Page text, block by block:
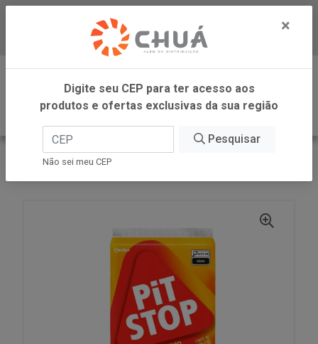
Baixe já nosso APP
0
INÍCIO
MARILAN
×
Digite seu CEP para ter acesso aos
produtos e ofertas exclusivas da sua região
Pesquisar
Não sei meu CEP